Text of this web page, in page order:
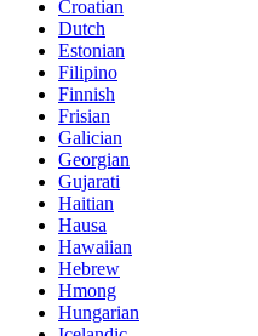
Croatian
Dutch
Estonian
Filipino
Finnish
Frisian
Galician
Georgian
Gujarati
Haitian
Hausa
Hawaiian
Hebrew
Hmong
Hungarian